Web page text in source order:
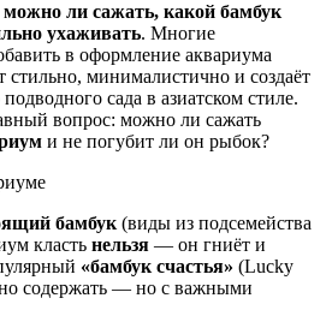
ли сажать, какой бамбук
ухаживать. Многие
в оформление аквариума
минималистично и создаёт
сада в азиатском стиле.
вопрос: можно ли сажать
и не погубит ли он рыбок?
бамбук (виды из подсемейства
класть нельзя — он гниёт и
«бамбук счастья» (Lucky
содержать — но с важными